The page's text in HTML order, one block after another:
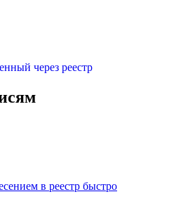
через реестр
в реестр быстро